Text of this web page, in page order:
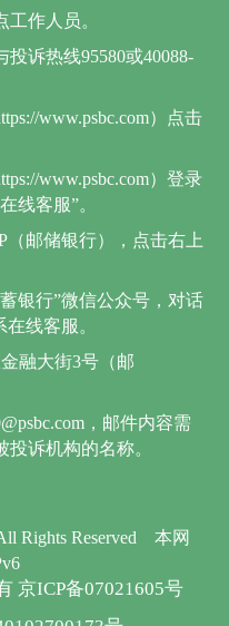
Rights Reserved
本网
京ICP备07021605号
作人员。
诉热线95580或40088-
www.psbc.com）点击
www.psbc.com）登录
线客服”。
（邮储银行），点击右上
银行”微信公众号，对话
线客服。
融大街3号（邮
，邮件内容需
诉机构的名称。